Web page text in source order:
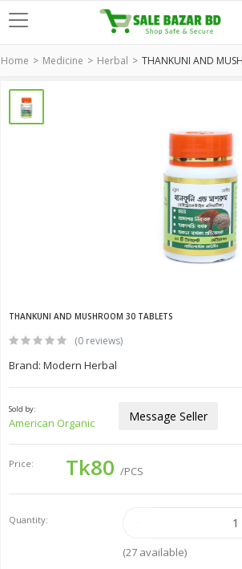
Home Medicine Herbal THANKUNI AND
THANKUNI AND MUSHROOM 30 TABLETS
(0 reviews)
Brand: Modern Herbal
Sold by:
American Organic Message Seller
Price: Tk80 /PCS
Quantity:
(27available)